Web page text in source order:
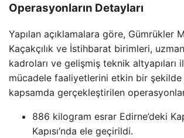
Operasyonların Detayları
Yapılan açıklamalara göre, Gümrükler
Kaçakçılık ve İstihbarat birimleri,
kadroları ve gelişmiş teknik altyapıları
mücadele faaliyetlerini etkin bir şekilde
kapsamda gerçekleştirilen
886 kilogram esrar Edirne’deki
Kapısı’nda ele geçirildi.